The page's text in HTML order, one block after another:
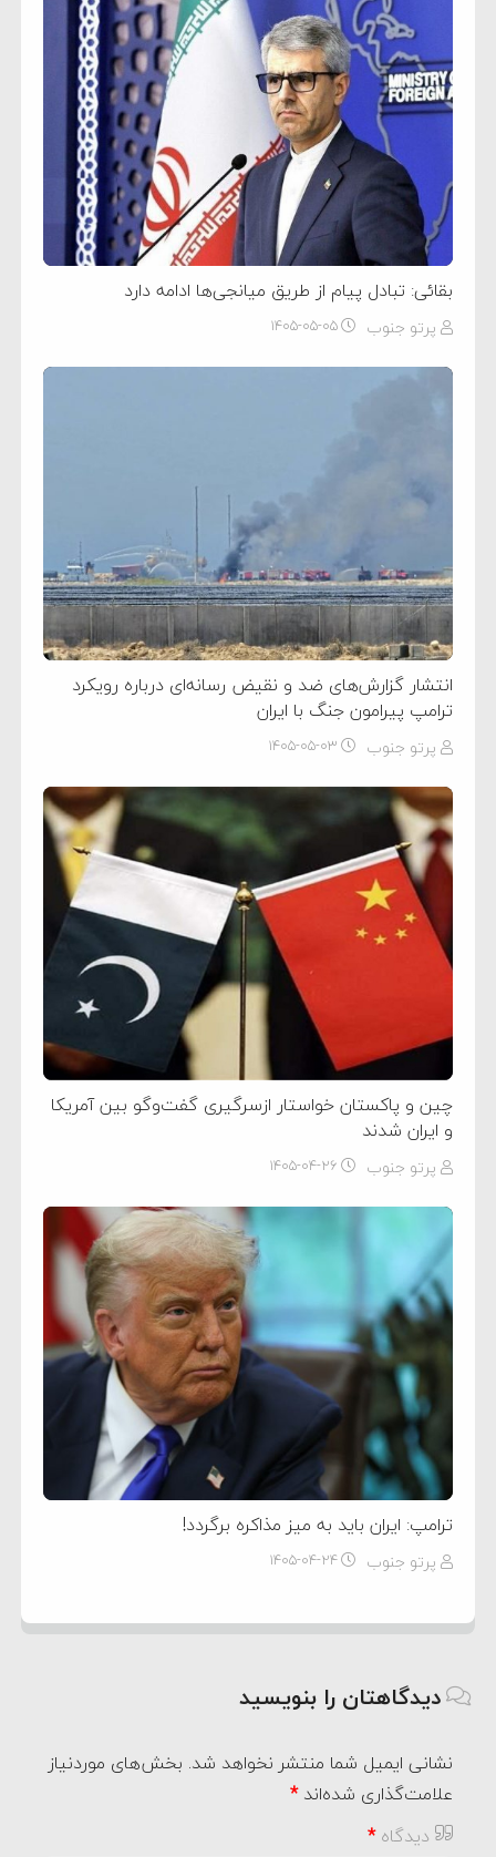
بقائی: تبادل پیام از طریق میانجی‌ها ادامه دارد
پرتو جنوب ۱۴۰۵-۰۵-۰۵
انتشار گزارش‌های ضد و نقیض رسانه‌ای درباره رویکرد
ترامپ پیرامون جنگ با ایران
پرتو جنوب ۱۴۰۵-۰۵-۰۳
چین و پاکستان خواستار ازسرگیری گفت‌و‌گو بین آمریکا
و ایران شدند
پرتو جنوب ۱۴۰۵-۰۴-۲۶
ترامپ: ایران باید به میز مذاکره برگردد!
پرتو جنوب ۱۴۰۵-۰۴-۲۴
دیدگاهتان را بنویسید
نشانی ایمیل شما منتشر نخواهد شد. بخش‌های موردنیاز
علامت‌گذاری شده‌اند*
دیدگاه*